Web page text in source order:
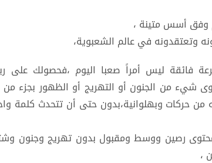
وفق أسس متينة ،
وتعتقدونه في عالم الشعبوية،
فائقة ليس أمراً صعبا اليوم ،فحصولك على
شيء من الجنون أو التهريج أو الظهور بجزء
حركات وبهلوانية،بدون حتى أن تتحدث كلمة
رصين ووسط ومقبول بدون تهريج وجنون
،